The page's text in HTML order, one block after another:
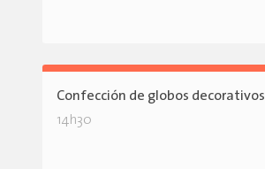
Confección de globos decorativos
14h30